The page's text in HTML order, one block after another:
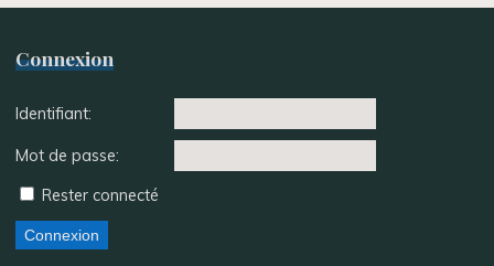
Connexion
Identifiant:
Mot de passe:
Rester connecté
Connexion